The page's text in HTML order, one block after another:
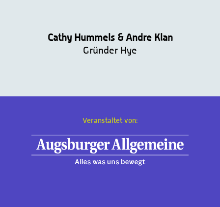
Cathy Hummels & Andre Klan
Gründer Hye
Veranstaltet von: